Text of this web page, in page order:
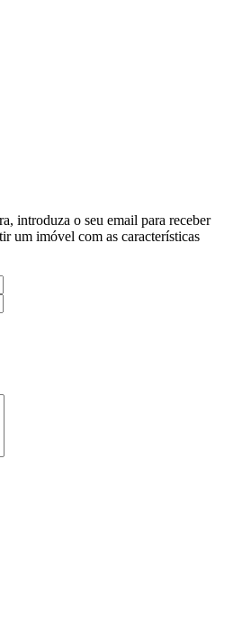
introduza o seu email para receber
um imóvel com as características